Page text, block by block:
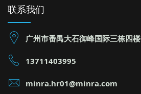
联系我们
广州市番禺大石御峰国际三栋四楼
13711403995
minra.hr01@minra.com